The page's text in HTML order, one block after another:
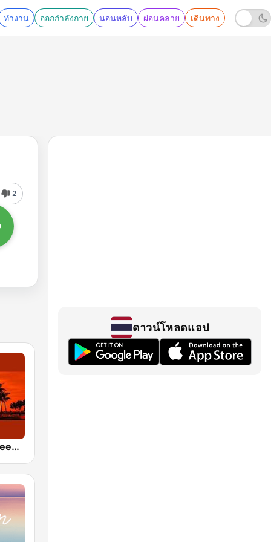
ทำงาน ออกกำลังกาย นอนหลับ ผ่อนคลาย เดินทาง
2
24/7 Deep Sleep Music Relaxing Music Insomnia Sleep Relaxing Music Study Sleep Meditation
ดาวน์โหลดแอป